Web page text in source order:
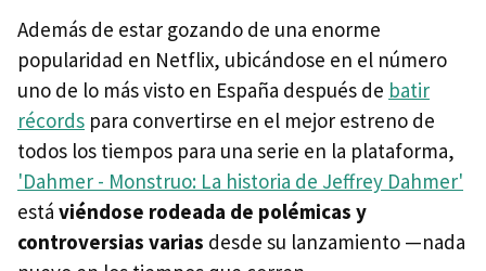
Además de estar gozando de una enorme
popularidad en Netflix, ubicándose en el número
uno de lo más visto en España después de batir
récords para convertirse en el mejor estreno de
todos los tiempos para una serie en la plataforma,
'Dahmer - Monstruo: La historia de Jeffrey Dahmer'
está viéndose rodeada de polémicas y
controversias varias desde su lanzamiento —nada